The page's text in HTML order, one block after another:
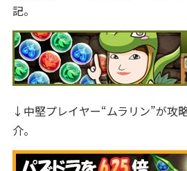
記。
↓中堅プレイヤー“ムラリン”が攻
介。